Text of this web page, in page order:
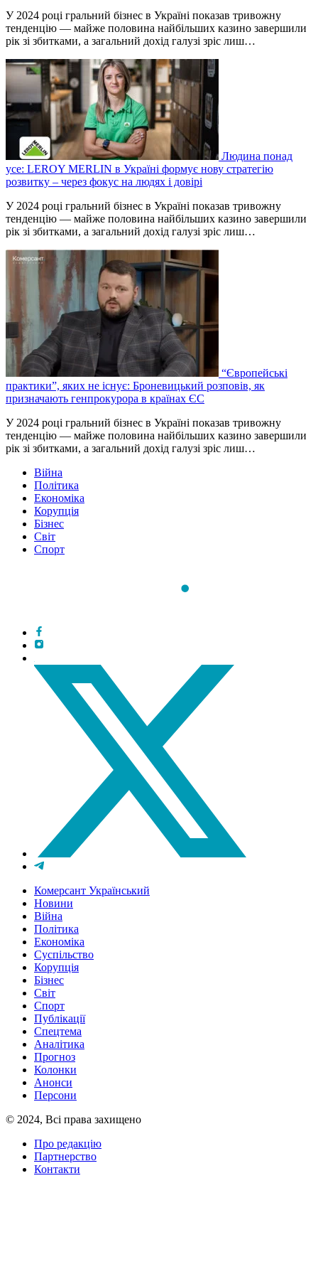
У 2024 році гральний бізнес в Україні показав тривожну
тенденцію — майже половина найбільших казино завершили
рік зі збитками, а загальний дохід галузі зріс лиш…
Людина понад
усе: LEROY MERLIN в Україні формує нову стратегію
розвитку – через фокус на людях і довірі
У 2024 році гральний бізнес в Україні показав тривожну
тенденцію — майже половина найбільших казино завершили
рік зі збитками, а загальний дохід галузі зріс лиш…
“Європейські
практики”, яких не існує: Броневицький розповів, як
призначають генпрокурора в країнах ЄС
У 2024 році гральний бізнес в Україні показав тривожну
тенденцію — майже половина найбільших казино завершили
рік зі збитками, а загальний дохід галузі зріс лиш…
Війна
Політика
Економіка
Корупція
Бізнес
Світ
Спорт
Комерсант Український
Новини
Війна
Політика
Економіка
Суспільство
Корупція
Бізнес
Світ
Спорт
Публікації
Спецтема
Аналітика
Прогноз
Колонки
Анонси
Персони
© 2024, Всі права захищено
Про редакцію
Партнерство
Контакти